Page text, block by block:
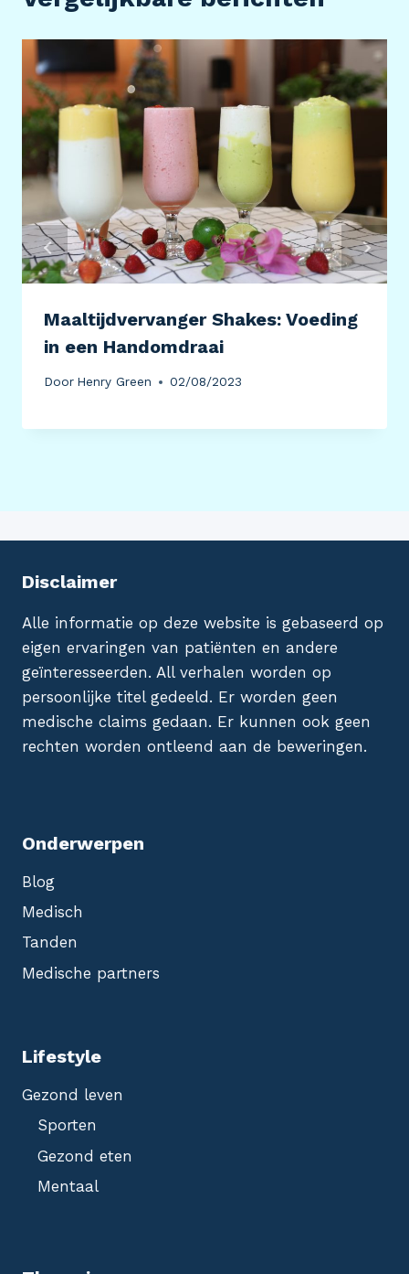
Maaltijdvervanger Shakes: Voeding
in een Handomdraai
Door Henry Green 02/08/2023
Disclaimer
Alle informatie op deze website is gebaseerd op
eigen ervaringen van patiënten en andere
geïnteresseerden. All verhalen worden op
persoonlijke titel gedeeld. Er worden geen
medische claims gedaan. Er kunnen ook geen
rechten worden ontleend aan de beweringen.
Onderwerpen
Blog
Medisch
Tanden
Medische partners
Lifestyle
Gezond leven
Sporten
Gezond eten
Mentaal